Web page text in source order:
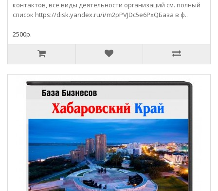
контактов, все виды деятельности организаций см. полный
список https://disk.yandex.ru/i/m2pPVJDc5e6PxQБаза в ф..
2500р.